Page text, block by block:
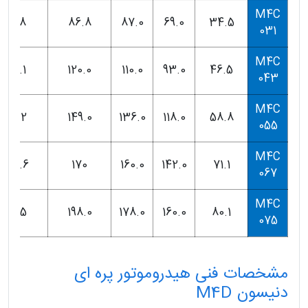
M4C
031
34.5
69.0
87.0
86.8
10.8
M4C
043
46.5
93.0
110.0
120.0
25.1
M4C
055
58.8
118.0
136.0
149.0
31.2
M4C
067
71.1
142.0
160.0
170
35.6
M4C
075
80.1
160.0
178.0
198.0
41.5
مشخصات فنی هیدروموتور پره ای
دنیسون M4D